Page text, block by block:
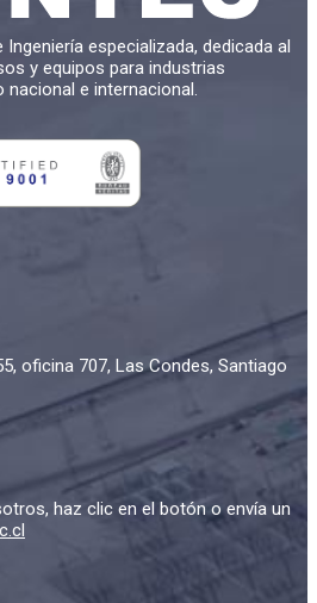
especializada, dedicada al
y equipos para industrias
e internacional.
oficina 707, Las Condes, Santiago
haz clic en el botón o envía un